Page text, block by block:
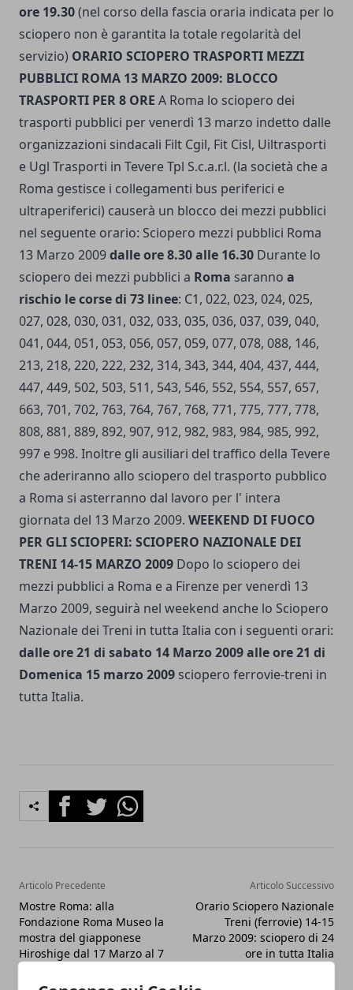
ore 19.30(nel corso della fascia oraria indicata per lo
sciopero non è garantita la totale regolarità del
servizio) ORARIO SCIOPERO TRASPORTI MEZZI
PUBBLICI ROMA 13 MARZO 2009: BLOCCO
TRASPORTI PER 8 ORE A Roma lo sciopero dei
trasporti pubblici per venerdì 13 marzo indetto dalle
organizzazioni sindacali Filt Cgil, Fit Cisl, Uiltrasporti
e Ugl Trasporti in Tevere Tpl S.c.a.r.l. (la società che a
Roma gestisce i collegamenti bus periferici e
ultraperiferici) causerà un blocco dei mezzi pubblici
nel seguente orario: Sciopero mezzi pubblici Roma
13 Marzo 2009dalle ore 8.30 alle 16.30 Durante lo
sciopero dei mezzi pubblici a Roma saranno a
rischio le corse di 73 linee: C1, 022, 023, 024, 025,
027, 028, 030, 031, 032, 033, 035, 036, 037, 039, 040,
041, 044, 051, 053, 056, 057, 059, 077, 078, 088, 146,
213, 218, 220, 222, 232, 314, 343, 344, 404, 437, 444,
447, 449, 502, 503, 511, 543, 546, 552, 554, 557, 657,
663, 701, 702, 763, 764, 767, 768, 771, 775, 777, 778,
808, 881, 889, 892, 907, 912, 982, 983, 984, 985, 992,
997 e 998. Inoltre gli ausiliari del traffico della Tevere
che aderiranno allo sciopero del trasporto pubblico
a Roma si asterranno dal lavoro per l' intera
giornata del 13 Marzo 2009. WEEKEND DI FUOCO
PER GLI SCIOPERI: SCIOPERO NAZIONALE DEI
TRENI 14-15 MARZO 2009 Dopo lo sciopero dei
mezzi pubblici a Roma e a Firenze per venerdì 13
Marzo 2009, seguirà nel weekend anche lo Sciopero
Nazionale dei Treni in tutta Italia con i seguenti orari:
dalle ore 21 di sabato 14 Marzo 2009 alle ore 21 di
Domenica 15 marzo 2009 sciopero ferrovie-treni in
tutta Italia.
FacebookTwitterWhatsapp
Articolo Precedente
Mostre Roma: alla
Fondazione Roma Museo la
mostra del giapponese
Hiroshige dal 17 Marzo al 7
Articolo Successivo
Orario Sciopero Nazionale
Treni (ferrovie) 14-15
Marzo 2009: sciopero di 24
ore in tutta Italia